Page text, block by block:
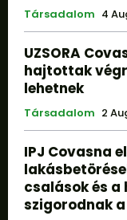
Társadalom 4
UZSORA
hajtottak
lehetnek
Társadalom 2
IPJ Covasna
csalások és a
szigorodnak